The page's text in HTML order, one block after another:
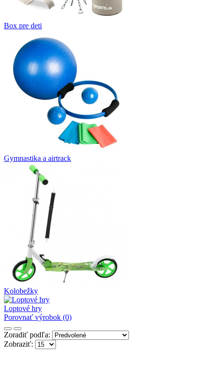
Box pre deti
Gymnastika a airtrack
Kolobežky
Loptové hry
Porovnať výrobok (0)
Zoradiť podľa:
Zobraziť: